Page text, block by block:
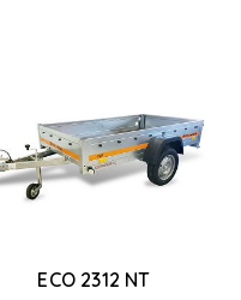
ECO 2312 NT